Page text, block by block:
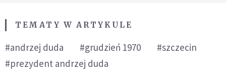
TEMATY W ARTYKULE
#andrzej duda #grudzień 1970
#szczecin
#prezydent andrzej duda